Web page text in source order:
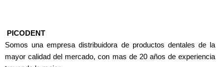
PICODENT
Somos una empresa distribuidora de productos dentales de la
mayor calidad del mercado, con mas de 20 años de experiencia